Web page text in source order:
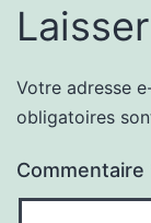
Votre adresse
obligatoires
Commentaire